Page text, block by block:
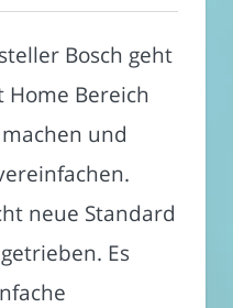
Bosch geht
Home Bereich
und
neue Standard
Es